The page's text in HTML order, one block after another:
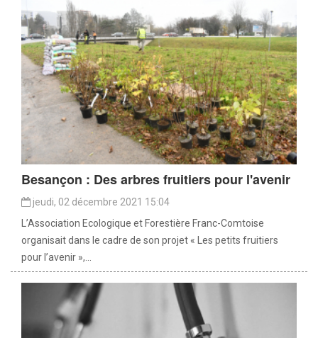
Besançon : Des arbres fruitiers pour l'avenir
jeudi, 02 décembre 2021 15:04
L’Association Ecologique et Forestière Franc-Comtoise
organisait dans le cadre de son projet « Les petits fruitiers
pour l’avenir »,...